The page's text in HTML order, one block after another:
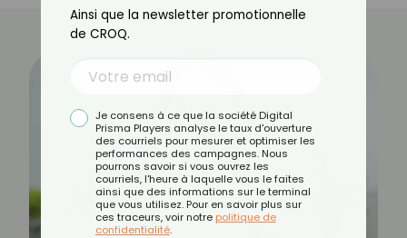
Ainsi que la newsletter promotionnelle
de CROQ.
Je consens à ce que la société Digital
Prisma Players analyse le taux d'ouverture
des courriels pour mesurer et optimiser les
performances des campagnes. Nous
pourrons savoir si vous ouvrez les
courriels, l'heure à laquelle vous le faites
ainsi que des informations sur le terminal
que vous utilisez. Pour en savoir plus sur
ces traceurs, voir notre politique de
confidentialité.